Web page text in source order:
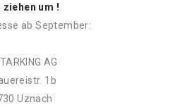
ziehen um !
ab September:
AG
1b
Uznach